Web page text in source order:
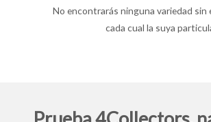
No encontrarás ninguna variedad sin
cada cual la suya